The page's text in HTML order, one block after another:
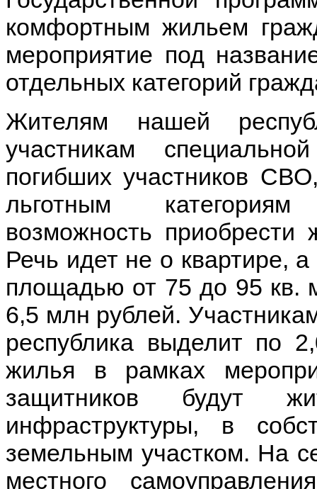
комфортным жильем
мероприятие под
отдельных категорий
Жителям нашей
участникам
погибших участников
льготным
возможность
Речь идет не о квартире,
площадью от 75 до 95 кв.
6,5 млн рублей.
республика выделит по
жилья в рамках
защитников будут
инфраструктуры, в
земельным участком. На
местного